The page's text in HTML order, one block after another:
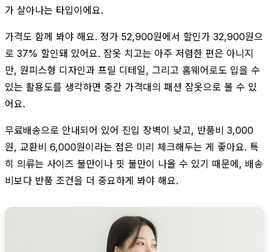
가 살아나는 타입이에요.
가격도 함께 봐야 해요. 정가 52,900원에서 할인가 32,900원으
로 37% 할인돼 있어요. 잠옷 치고는 아주 저렴한 편은 아니지
만, 원피스형 디자인과 프릴 디테일, 그리고 홈웨어로도 입을 수
있는 활용도를 생각하면 중간 가격대의 패션 잠옷으로 볼 수 있
어요.
무료배송으로 안내되어 있어 진입 장벽이 낮고, 반품비 3,000
원, 교환비 6,000원이라는 점은 미리 체크해두는 게 좋아요. 특
히 의류는 사이즈 불만이나 핏 불만이 나올 수 있기 때문에, 배송
비보다 반품 조건을 더 중요하게 봐야 해요.